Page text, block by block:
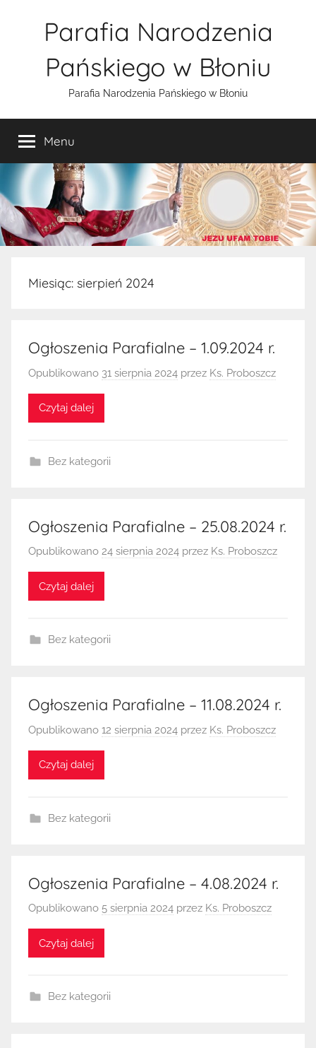
Parafia Narodzenia
Pańskiego w Błoniu
Parafia Narodzenia Pańskiego w Błoniu
Menu
Miesiąc: sierpień 2024
Ogłoszenia Parafialne – 1.09.2024 r.
Opublikowano 31 sierpnia 2024 przez Ks. Proboszcz
Czytaj dalej
Bez kategorii
Ogłoszenia Parafialne – 25.08.2024 r.
Opublikowano 24 sierpnia 2024 przez Ks. Proboszcz
Czytaj dalej
Bez kategorii
Ogłoszenia Parafialne – 11.08.2024 r.
Opublikowano 12 sierpnia 2024 przez Ks. Proboszcz
Czytaj dalej
Bez kategorii
Ogłoszenia Parafialne – 4.08.2024 r.
Opublikowano 5 sierpnia 2024 przez Ks. Proboszcz
Czytaj dalej
Bez kategorii